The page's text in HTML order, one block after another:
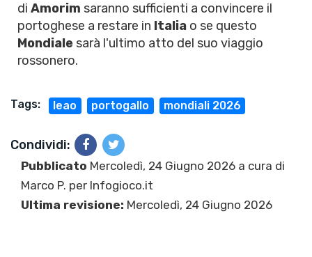
di Amorim saranno sufficienti a convincere il
portoghese a restare in Italia o se questo
Mondiale sarà l'ultimo atto del suo viaggio
rossonero.
Tags: leao portogallo mondiali 2026
Condividi:
Pubblicato Mercoledì, 24 Giugno 2026 a cura di
Marco P. per Infogioco.it
Ultima revisione: Mercoledì, 24 Giugno 2026